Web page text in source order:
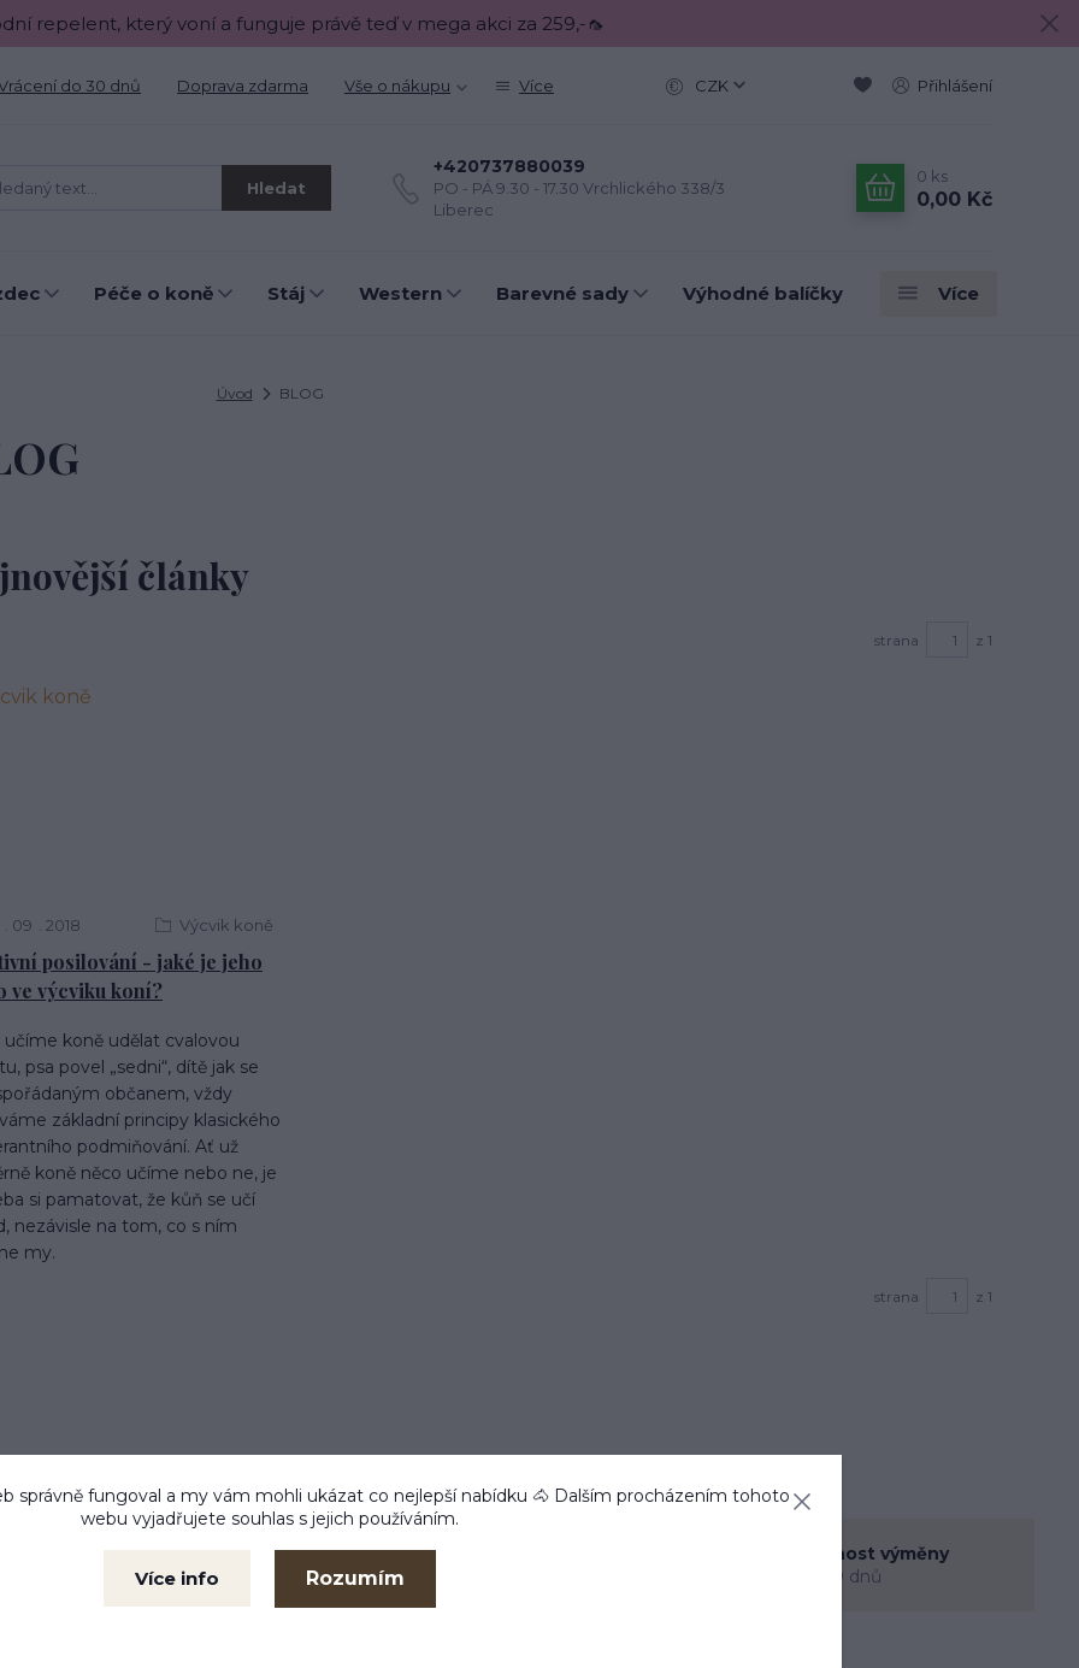
repelent, který voní a funguje právě teď v mega akci za 259,-🦟
do 30 dnů Doprava zdarma Vše o nákupu Více CZK Přihlášení
Hledat
+420737880039
PO - PÁ 9.30 - 17.30 Vrchlického 338/3
Liberec
0 ks
0,00 Kč
Péče o koně Stáj Western Barevné sady Výhodné balíčky Více
Úvod BLOG
články
strana z 1
posilování - jaké je jeho
ve výcviku koní?
09 2018 Výcvik koně
učíme koně udělat cvalovou
psa povel „sedni“, dítě jak se
občanem, vždy
základní principy klasického
podmiňování. Ať už
koně něco učíme nebo ne, je
si pamatovat, že kůň se učí
nezávisle na tom, co s ním
my.
strana z 1
používáme
Možnost výměny
do 30 dnů
správně fungoval a my vám mohli ukázat co nejlepší nabídku 🐴 Dalším procházením tohoto
webu vyjadřujete souhlas s jejich používáním.
Více info Rozumím